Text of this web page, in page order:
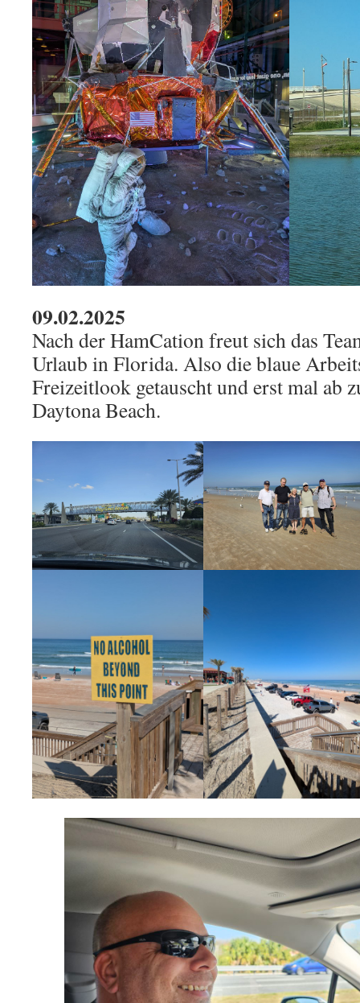
09.02.2025
Nach der HamCation freut sich das
Urlaub in Florida. Also die blaue
Freizeitlook getauscht und erst mal ab
Daytona Beach.